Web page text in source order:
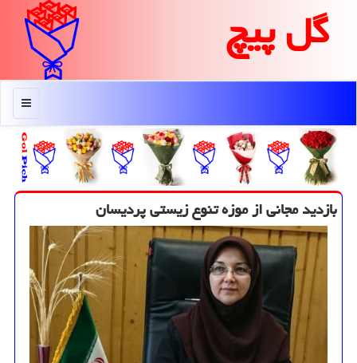
گل پیچ
منو
بازدید مجانی از موزه تنوع زیستی پردیسان